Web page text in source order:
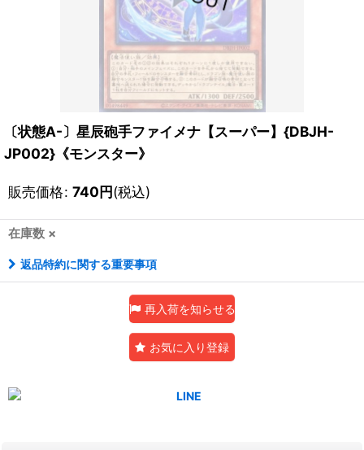
〔状態A-〕星辰砲手ファイメナ【スーパー】{DBJH-
JP002}《モンスター》
販売価格: 740円(税込)
在庫数 ×
返品特約に関する重要事項
再入荷を知らせる
お気に入り登録